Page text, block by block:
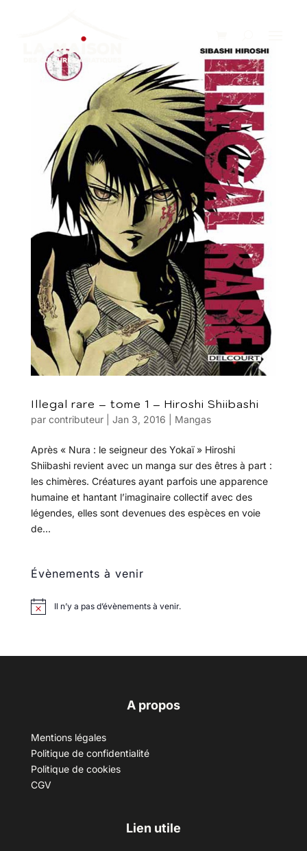
Illegal rare – tome 1 – Hiroshi Shiibashi
par contributeur| Jan 3, 2016 Mangas
Après « Nura : le seigneur des Yokaï » Hiroshi
Shiibashi revient avec un manga sur des êtres à part :
les chimères. Créatures ayant parfois une apparence
humaine et hantant l’imaginaire collectif avec des
légendes, elles sont devenues des espèces en voie
de...
Évènements à venir
Il n’y a pas d’évènements à venir.
A propos
Mentions légales
Politique de confidentialité
Politique de cookies
CGV
Lien utile